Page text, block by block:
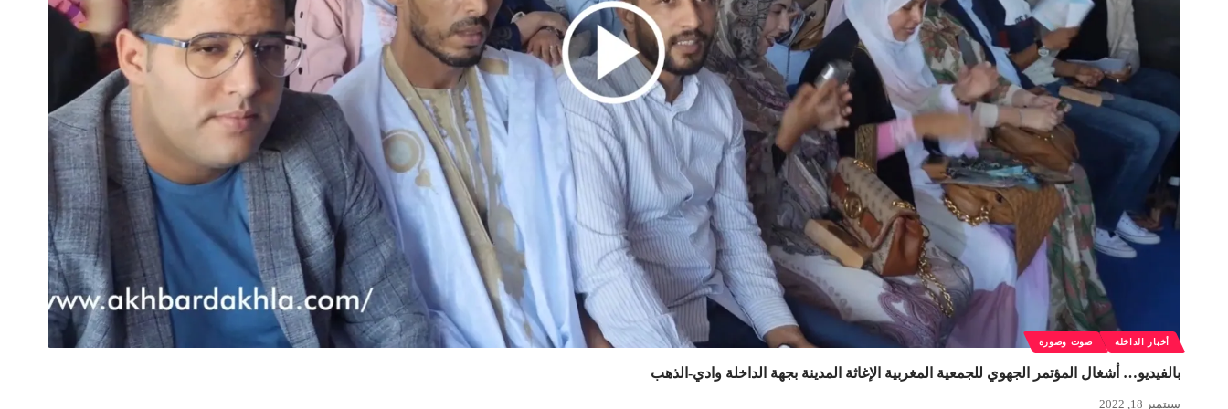
أخبار الداخلة صوت وصورة
بالفيديو… أشغال المؤتمر الجهوي للجمعية المغربية الإغاثة المدينة بجهة الداخلة وادي-الذهب
سبتمبر 18, 2022